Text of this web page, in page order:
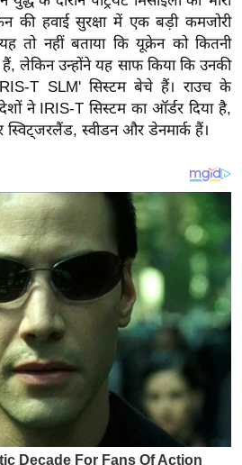
की हवाई सुरक्षा में एक बड़ी कमजोरी
नहीं बताया कि यूक्रेन को कितनी
हैं, लेकिन उन्होंने यह साफ किया कि उनकी
T SLM' सिस्टम बेचे हैं। राउच के
ने IRIS-T सिस्टम का ऑर्डर दिया है,
स्विट्जरलैंड, स्वीडन और डेनमार्क हैं।